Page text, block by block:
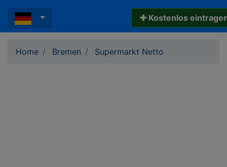
✚ Kostenlos
Home Bremen Supermarkt Netto